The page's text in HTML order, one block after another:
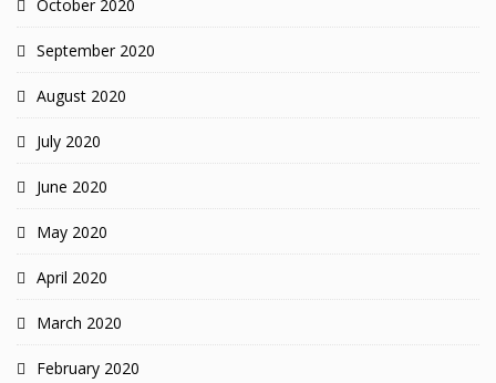
October 2020
September 2020
August 2020
July 2020
June 2020
May 2020
April 2020
March 2020
February 2020